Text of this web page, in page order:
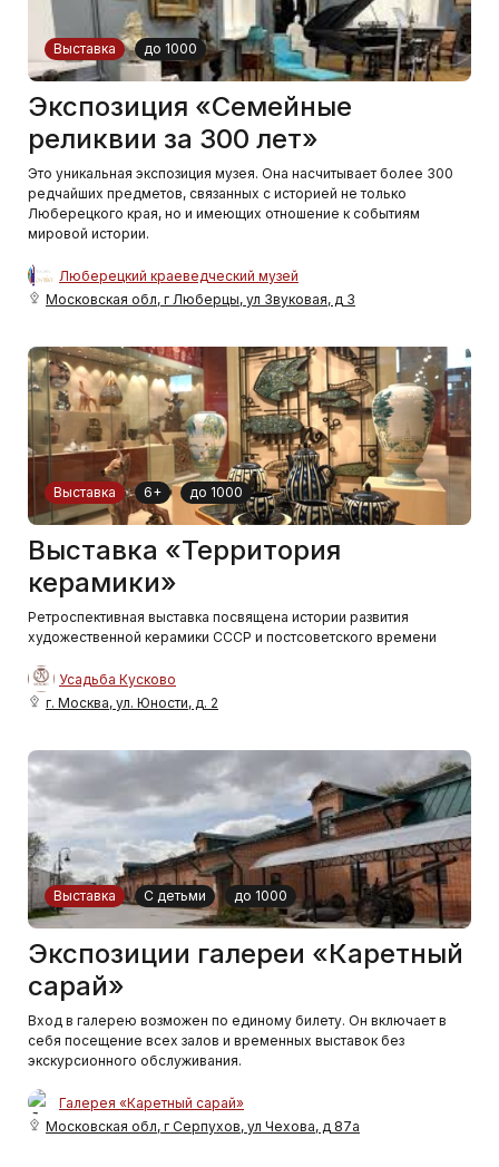
Выставка до 1000
Экспозиция «Семейные
реликвии за 300 лет»
Это уникальная экспозиция музея. Она насчитывает более 300
редчайших предметов, связанных с историей не только
Люберецкого края, но и имеющих отношение к событиям
мировой истории.
Люберецкий краеведческий музей
Московская обл, г Люберцы, ул Звуковая, д 3
Выставка 6+ до 1000
Выставка «Территория
керамики»
Ретроспективная выставка посвящена истории развития
художественной керамики СССР и постсоветского времени
Усадьба Кусково
г. Москва, ул. Юности, д. 2
Выставка С детьми до 1000
Экспозиции галереи «Каретный
сарай»
Вход в галерею возможен по единому билету. Он включает в
себя посещение всех залов и временных выставок без
экскурсионного обслуживания.
Галерея «Каретный сарай»
Московская обл, г Серпухов, ул Чехова, д 87а